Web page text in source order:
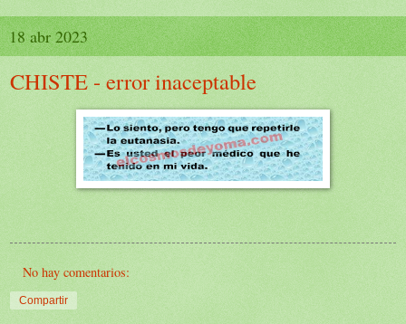
18 abr 2023
CHISTE - error inaceptable
No hay comentarios:
Compartir